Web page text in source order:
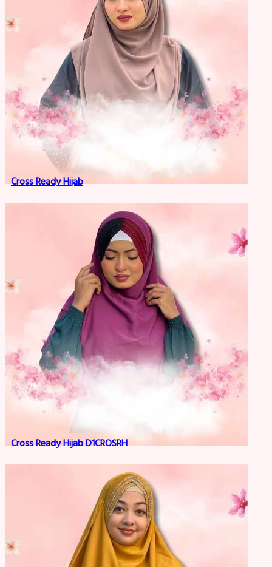
Cross Ready Hijab
Cross Ready Hijab D1CROSRH